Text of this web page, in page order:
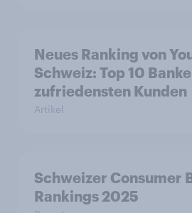
Neues Ranking von
Schweiz: Top 10
zufriedensten Kunden
Artikel
Schweizer Consumer
Rankings 2025